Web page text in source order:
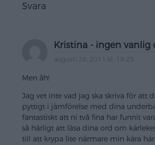
Svara
Kristina - ingen vanlig
augusti 28, 2011 kl. 19:25
Men åh!
Jag vet inte vad jag ska skriva för att
pyttigt i jämförelse med dina
fantastiskt att ni två fina har funnit
så härligt att läsa dina ord om
till att krypa lite närmare min kära